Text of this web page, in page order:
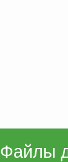
Файлы